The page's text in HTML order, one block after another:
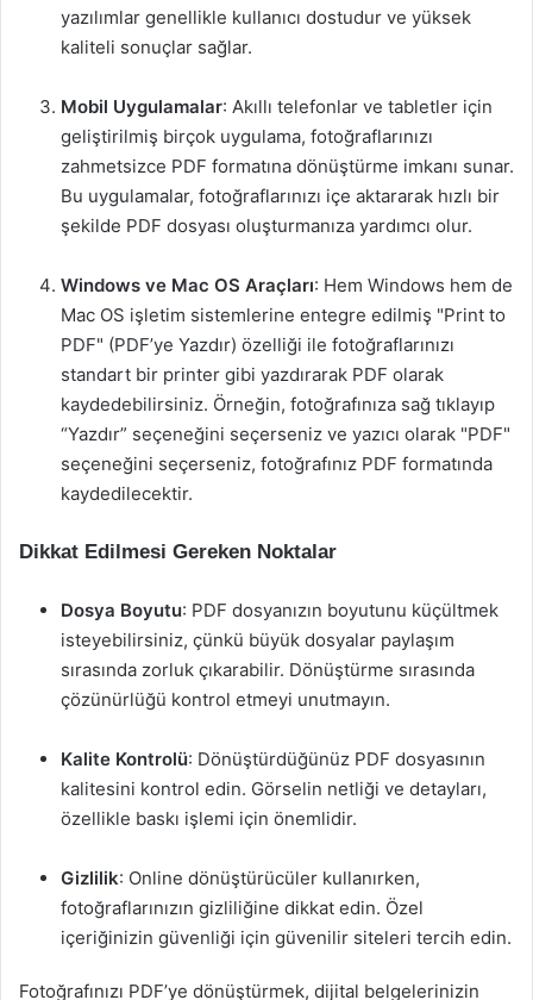
yazılımlar genellikle kullanıcı dostudur ve yüksek
kaliteli sonuçlar sağlar.
Mobil Uygulamalar: Akıllı telefonlar ve tabletler için
geliştirilmiş birçok uygulama, fotoğraflarınızı
zahmetsizce PDF formatına dönüştürme imkanı sunar.
Bu uygulamalar, fotoğraflarınızı içe aktararak hızlı bir
şekilde PDF dosyası oluşturmanıza yardımcı olur.
Windows ve Mac OS Araçları: Hem Windows hem de
Mac OS işletim sistemlerine entegre edilmiş "Print to
PDF" (PDF’ye Yazdır) özelliği ile fotoğraflarınızı
standart bir printer gibi yazdırarak PDF olarak
kaydedebilirsiniz. Örneğin, fotoğrafınıza sağ tıklayıp
“Yazdır” seçeneğini seçerseniz ve yazıcı olarak "PDF"
seçeneğini seçerseniz, fotoğrafınız PDF formatında
kaydedilecektir.
Dikkat Edilmesi Gereken Noktalar
Dosya Boyutu: PDF dosyanızın boyutunu küçültmek
isteyebilirsiniz, çünkü büyük dosyalar paylaşım
sırasında zorluk çıkarabilir. Dönüştürme sırasında
çözünürlüğü kontrol etmeyi unutmayın.
Kalite Kontrolü: Dönüştürdüğünüz PDF dosyasının
kalitesini kontrol edin. Görselin netliği ve detayları,
özellikle baskı işlemi için önemlidir.
Gizlilik: Online dönüştürücüler kullanırken,
fotoğraflarınızın gizliliğine dikkat edin. Özel
içeriğinizin güvenliği için güvenilir siteleri tercih edin.
Fotoğrafınızı PDF’ye dönüştürmek, dijital belgelerinizin